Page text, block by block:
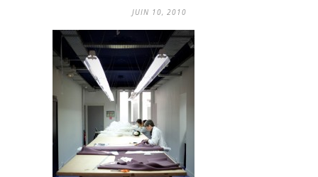
JUIN 10, 2010